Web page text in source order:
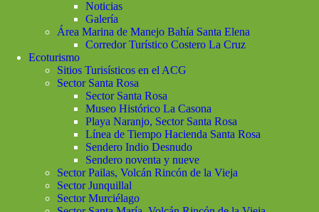
Noticias
Galería
Área Marina de Manejo Bahía Santa Elena
Corredor Turístico Costero La Cruz
Ecoturismo
Sitios Turisísticos en el ACG
Sector Santa Rosa
Sector Santa Rosa
Museo Histórico La Casona
Playa Naranjo, Sector Santa Rosa
Línea de Tiempo Hacienda Santa Rosa
Sendero Indio Desnudo
Sendero noventa y nueve
Sector Pailas, Volcán Rincón de la Vieja
Sector Junquillal
Sector Murciélago